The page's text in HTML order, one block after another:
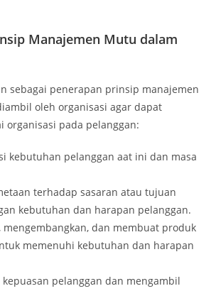
Manajemen Mutu dalam
sebagai penerapan prinsip manajemen
oleh organisasi agar dapat
organisasi pada pelanggan:
kebutuhan pelanggan aat ini dan masa
terhadap sasaran atau tujuan
kebutuhan dan harapan pelanggan.
mengembangkan, dan membuat produk
memenuhi kebutuhan dan harapan
kepuasan pelanggan dan mengambil